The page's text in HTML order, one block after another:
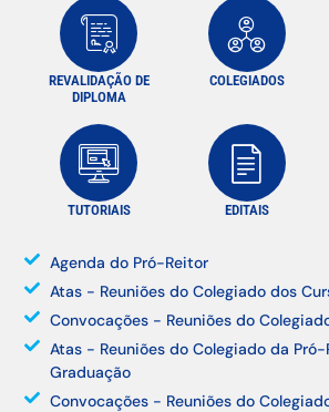
REVALIDAÇÃO DE
DIPLOMA
COLEGIADOS
TUTORIAIS EDITAIS
Agenda do Pró-Reitor
Atas - Reuniões do Colegiado dos
Convocações - Reuniões do
Atas - Reuniões do Colegiado da
Graduação
Convocações - Reuniões do